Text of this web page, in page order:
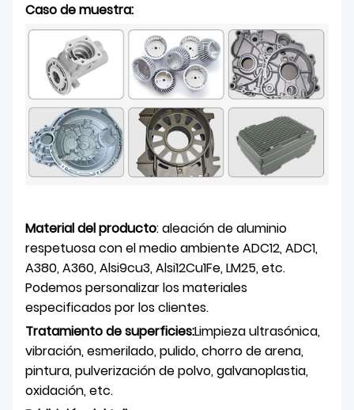
Caso de muestra:
Material del producto: aleación de aluminio
respetuosa con el medio ambiente ADC12, ADC1,
A380, A360, Alsi9cu3, Alsi12Cu1Fe, LM25, etc.
Podemos personalizar los materiales
especificados por los clientes.
Tratamiento de superficies:Limpieza ultrasónica,
vibración, esmerilado, pulido, chorro de arena,
pintura, pulverización de polvo, galvanoplastia,
oxidación, etc.